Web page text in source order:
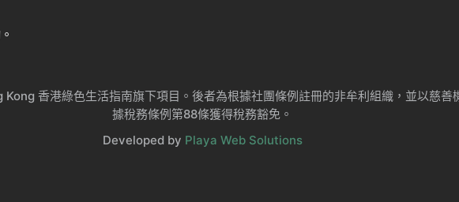
香港綠色生活指南旗下項目。後者為根據社團條例註冊的非牟利組織，並以慈善
據稅務條例第88條獲得稅務豁免。
Developed by Playa Web Solutions